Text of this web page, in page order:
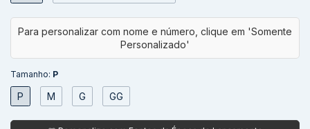
Tamanho: P
P M G GG